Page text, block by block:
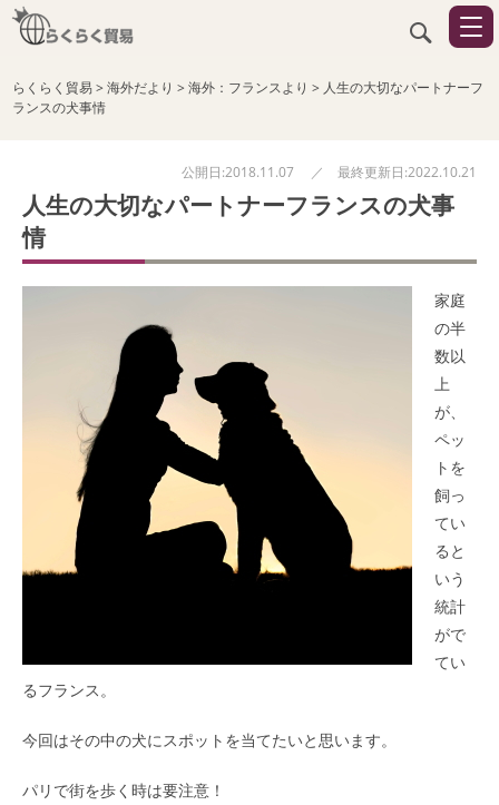
らくらく貿易>海外だより >海外：フランスより > 人生の大切なパートナーフ
ランスの犬事情
公開日:2018.11.07 ／ 最終更新日:2022.10.21
人生の大切なパートナーフランスの犬事
情
家庭
の半
数以
上
が、
ペッ
トを
飼っ
てい
ると
いう
統計
がで
てい
るフランス。
今回はその中の犬にスポットを当てたいと思います。
パリで街を歩く時は要注意！